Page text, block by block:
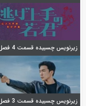
زیرنویس چسبیده قسمت 4 فصل دوم اضافه شد
زیرنویس چسبیده قسمت 3 فصل اول اضافه شد